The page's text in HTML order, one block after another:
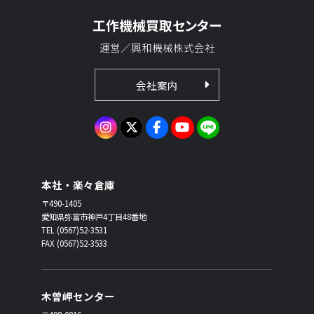
工作機械買取センター
運営／興和機械株式会社
会社案内
本社・楽々倉庫
〒490-1405
愛知県弥富市神戸4丁目48番地
TEL (0567)52-3531
FAX (0567)52-3533
木曽岬センター